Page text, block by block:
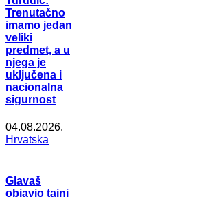
Trenutačno
imamo jedan
veliki
predmet, a u
njega je
uključena i
nacionalna
sigurnost
04.08.2026.
Hrvatska
Glavaš
objavio tajni